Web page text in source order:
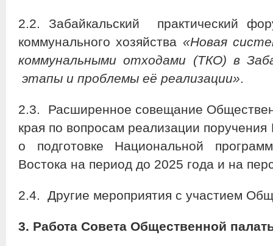
2.2. Забайкальский практический
коммунального хозяйства «Новая
коммунальными отходами (ТКО) в
этапы и проблемы её реализации».
2.3. Расширенное совещание
края по вопросам реализации
о подготовке Национальной
Востока на период до 2025 года и на
2.4. Другие мероприятия с участием
3. Работа Совета Общественной